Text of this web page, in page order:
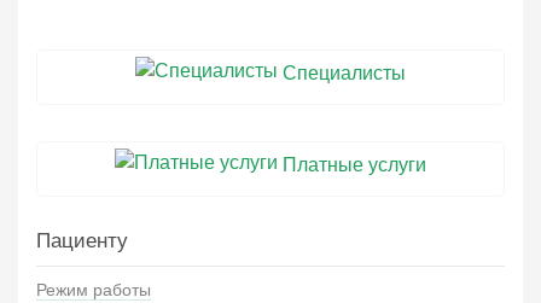
Специалисты
Платные услуги
Пациенту
Режим работы